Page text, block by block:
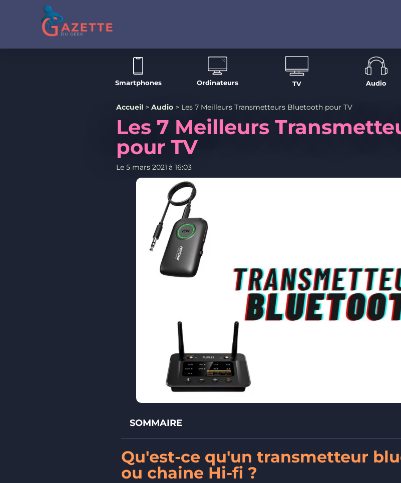
Smartphones Ordinateurs TV Audio
Accueil > Audio > Les 7 Meilleurs Transmetteurs Bluetooth pour TV
Les 7 Meilleurs
pour TV
Le 5 mars 2021 à 16:03
SOMMAIRE
Qu'est-ce qu'un transmetteur
ou chaine Hi-fi ?